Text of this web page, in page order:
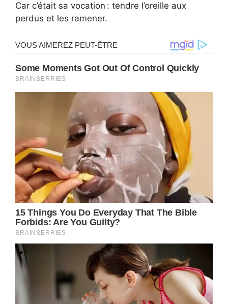
Car c’était sa vocation : tendre l’oreille aux
perdus et les ramener.